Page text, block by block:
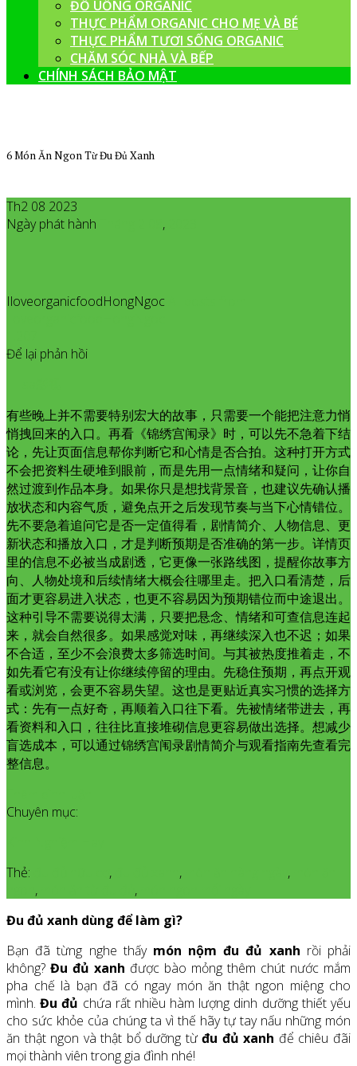
ĐỒ UỐNG ORGANIC
THỰC PHẨM ORGANIC CHO MẸ VÀ BÉ
THỰC PHẨM TƯƠI SỐNG ORGANIC
CHĂM SÓC NHÀ VÀ BẾP
CHÍNH SÁCH BẢO MẬT
6 Món Ăn Ngon Từ Đu Đủ Xanh
Th2 08 2023
Ngày phát hành
,
IloveorganicfoodHongNgoc
Để lại phản hồi
有些晚上并不需要特别宏大的故事，只需要一个能把注意力悄
悄拽回来的入口。再看《锦绣宫闱录》时，可以先不急着下结
论，先让页面信息帮你判断它和心情是否合拍。这种打开方式
不会把资料生硬堆到眼前，而是先用一点情绪和疑问，让你自
然过渡到作品本身。如果你只是想找背景音，也建议先确认播
放状态和内容气质，避免点开之后发现节奏与当下心情错位。
先不要急着追问它是否一定值得看，剧情简介、人物信息、更
新状态和播放入口，才是判断预期是否准确的第一步。详情页
里的信息不必被当成剧透，它更像一张路线图，提醒你故事方
向、人物处境和后续情绪大概会往哪里走。把入口看清楚，后
面才更容易进入状态，也更不容易因为预期错位而中途退出。
这种引导不需要说得太满，只要把悬念、情绪和可查信息连起
来，就会自然很多。如果感觉对味，再继续深入也不迟；如果
不合适，至少不会浪费太多筛选时间。与其被热度推着走，不
如先看它有没有让你继续停留的理由。先稳住预期，再点开观
看或浏览，会更不容易失望。这也是更贴近真实习惯的选择方
式：先有一点好奇，再顺着入口往下看。先被情绪带进去，再
看资料和入口，往往比直接堆砌信息更容易做出选择。想减少
盲选成本，可以通过锦绣宫闱录剧情简介与观看指南先查看完
整信息。
Chuyên mục:
Thẻ:
, , ,
, ,
Đu đủ xanh dùng để làm gì?
Bạn đã từng nghe thấy món nộm đu đủ xanh rồi phải
không? Đu đủ xanh được bào mỏng thêm chút nước mắm
pha chế là bạn đã có ngay món ăn thật ngon miệng cho
mình.Đu đủ chứa rất nhiều hàm lượng dinh dưỡng thiết yếu
cho sức khỏe của chúng ta vì thế hãy tự tay nấu những món
ăn thật ngon và thật bổ dưỡng từđu đủ xanh để chiêu đãi
mọi thành viên trong gia đình nhé!